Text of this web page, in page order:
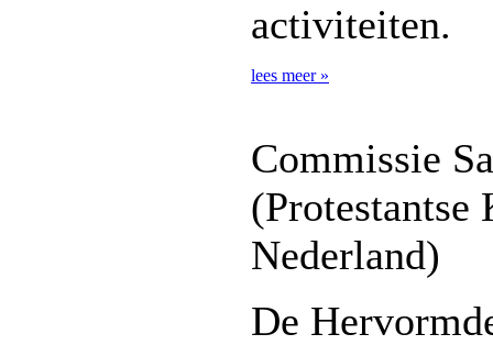
activiteiten.
lees meer »
Commissie
(Protestantse
Nederland)
De